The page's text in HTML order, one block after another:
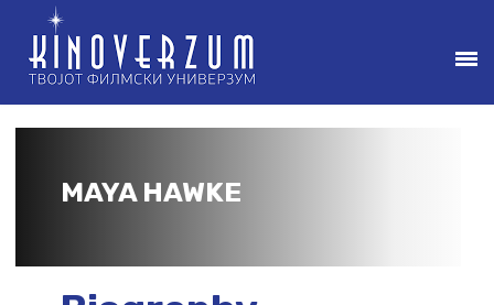
MAYA HAWKE